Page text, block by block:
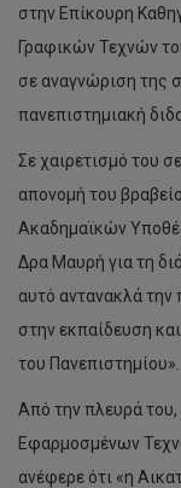
στην Επίκουρη
Γραφικών Τεχνών
σε αναγνώριση της
πανεπιστημιακή
Σε χαιρετισμό του
απονομή του
Ακαδημαϊκών
Δρα Μαυρή για τη
αυτό αντανακλά την
στην εκπαίδευση
του Πανεπιστημίου».
Από την πλευρά
Εφαρμοσμένων
ανέφερε ότι «η